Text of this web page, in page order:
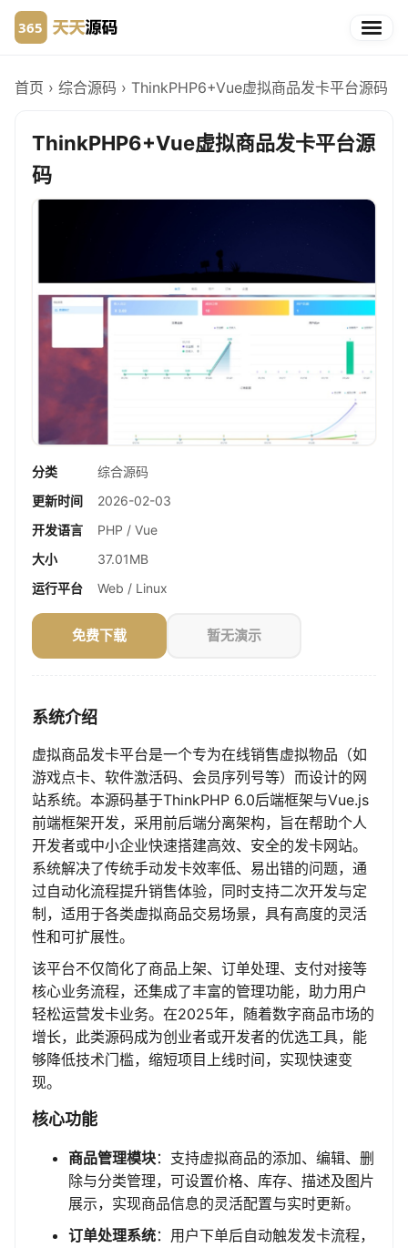
首页 › 综合源码 › ThinkPHP6+Vue虚拟商品发卡平台源码
ThinkPHP6+Vue虚拟商品发卡平台源
码
分类
综合源码
更新时间
2026-02-03
开发语言
PHP / Vue
大小
37.01MB
运行平台
Web / Linux
免费下载 暂无演示
系统介绍
虚拟商品发卡平台是一个专为在线销售虚拟物品（如
游戏点卡、软件激活码、会员序列号等）而设计的网
站系统。本源码基于ThinkPHP 6.0后端框架与Vue.js
前端框架开发，采用前后端分离架构，旨在帮助个人
开发者或中小企业快速搭建高效、安全的发卡网站。
系统解决了传统手动发卡效率低、易出错的问题，通
过自动化流程提升销售体验，同时支持二次开发与定
制，适用于各类虚拟商品交易场景，具有高度的灵活
性和可扩展性。
该平台不仅简化了商品上架、订单处理、支付对接等
核心业务流程，还集成了丰富的管理功能，助力用户
轻松运营发卡业务。在2025年，随着数字商品市场的
增长，此类源码成为创业者或开发者的优选工具，能
够降低技术门槛，缩短项目上线时间，实现快速变
现。
核心功能
商品管理模块：支持虚拟商品的添加、编辑、删
除与分类管理，可设置价格、库存、描述及图片
展示，实现商品信息的灵活配置与实时更新。
订单处理系统：用户下单后自动触发发卡流程，